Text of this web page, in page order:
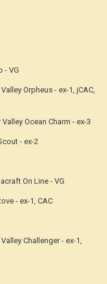
- VG
Orpheus - ex-1, jCAC,
Ocean Charm - ex-3
- ex-2
On Line - VG
- ex-1, CAC
Challenger - ex-1,